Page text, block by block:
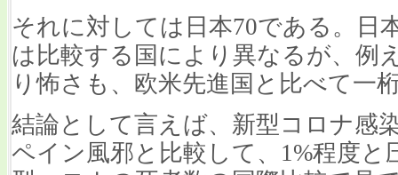
それに対しては日本70である。日
は比較する国により異なるが、例
り怖さも、欧米先進国と比べて一
結論として言えば、新型コロナ感
ペイン風邪と比較して、1%程度